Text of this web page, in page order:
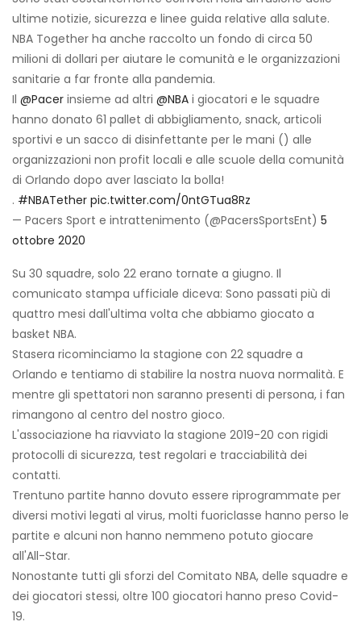
ultime notizie, sicurezza e linee guida relative alla salute.
NBA Together ha anche raccolto un fondo di circa 50
milioni di dollari per aiutare le comunità e le organizzazioni
sanitarie a far fronte alla pandemia.
Il @Pacer insieme ad altri @NBA i giocatori e le squadre
hanno donato 61 pallet di abbigliamento, snack, articoli
sportivi e un sacco di disinfettante per le mani (️) alle
organizzazioni non profit locali e alle scuole della comunità
di Orlando dopo aver lasciato la bolla!
. #NBATether pic.twitter.com/0ntGTua8Rz
— Pacers Sport e intrattenimento (@PacersSportsEnt) 5
ottobre 2020
Su 30 squadre, solo 22 erano tornate a giugno. Il
comunicato stampa ufficiale diceva: Sono passati più di
quattro mesi dall'ultima volta che abbiamo giocato a
basket NBA.
Stasera ricominciamo la stagione con 22 squadre a
Orlando e tentiamo di stabilire la nostra nuova normalità. E
mentre gli spettatori non saranno presenti di persona, i fan
rimangono al centro del nostro gioco.
L'associazione ha riavviato la stagione 2019-20 con rigidi
protocolli di sicurezza, test regolari e tracciabilità dei
contatti.
Trentuno partite hanno dovuto essere riprogrammate per
diversi motivi legati al virus, molti fuoriclasse hanno perso le
partite e alcuni non hanno nemmeno potuto giocare
all'All-Star.
Nonostante tutti gli sforzi del Comitato NBA, delle squadre e
dei giocatori stessi, oltre 100 giocatori hanno preso Covid-
19.